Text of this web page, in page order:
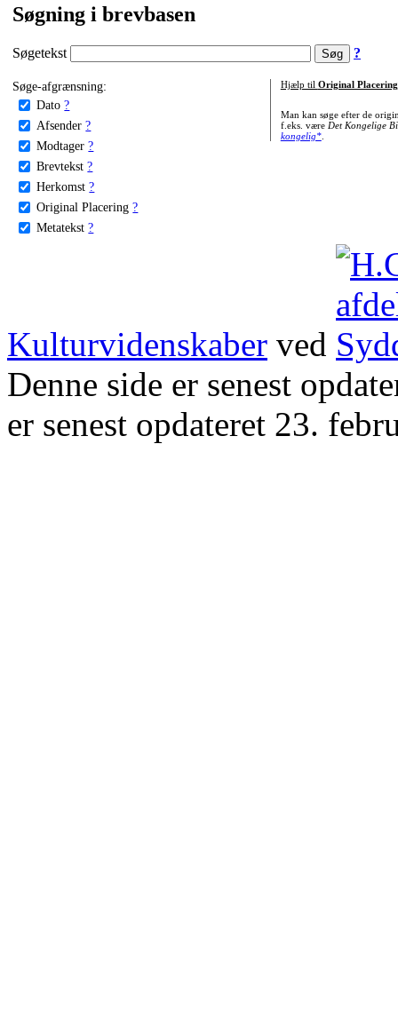
Søgning i brevbasen
Søgetekst ?
Søge-afgrænsning:
Dato ?
Afsender ?
Modtager ?
Brevtekst ?
Herkomst ?
Original Placering ?
Metatekst ?
Hjælp til Original Placering
Man kan søge efter de
f.eks. være Det Kongelige
kongelig*.
Kulturvidenskaber ved
Denne side er senest
er senest opdateret 23.